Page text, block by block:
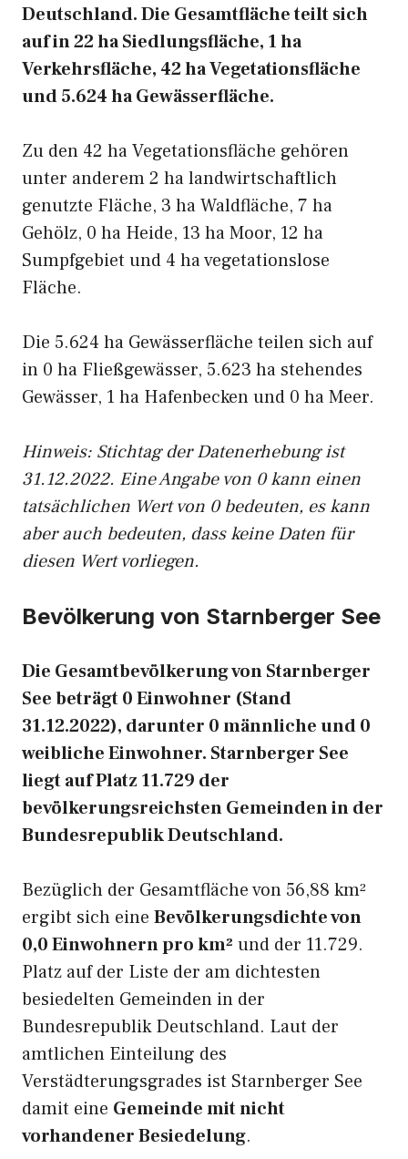
Deutschland. Die Gesamtfläche teilt sich
auf in 22 ha Siedlungsfläche, 1 ha
Verkehrsfläche, 42 ha Vegetationsfläche
und 5.624 ha Gewässerfläche.
Zu den 42 ha Vegetationsfläche gehören
unter anderem 2 ha landwirtschaftlich
genutzte Fläche, 3 ha Waldfläche, 7 ha
Gehölz, 0 ha Heide, 13 ha Moor, 12 ha
Sumpfgebiet und 4 ha vegetationslose
Fläche.
Die 5.624 ha Gewässerfläche teilen sich auf
in 0 ha Fließgewässer, 5.623 ha stehendes
Gewässer, 1 ha Hafenbecken und 0 ha Meer.
Hinweis: Stichtag der Datenerhebung ist
31.12.2022. Eine Angabe von 0 kann einen
tatsächlichen Wert von 0 bedeuten, es kann
aber auch bedeuten, dass keine Daten für
diesen Wert vorliegen.
Bevölkerung von Starnberger See
Die Gesamtbevölkerung von Starnberger
See beträgt 0 Einwohner (Stand
31.12.2022), darunter 0 männliche und 0
weibliche Einwohner. Starnberger See
liegt auf Platz 11.729 der
bevölkerungsreichsten Gemeinden in der
Bundesrepublik Deutschland.
Bezüglich der Gesamtfläche von 56,88 km²
ergibt sich eine Bevölkerungsdichte von
0,0 Einwohnern pro km² und der 11.729.
Platz auf der Liste der am dichtesten
besiedelten Gemeinden in der
Bundesrepublik Deutschland. Laut der
amtlichen Einteilung des
Verstädterungsgrades ist Starnberger See
damit eine Gemeinde mit nicht
vorhandener Besiedelung.